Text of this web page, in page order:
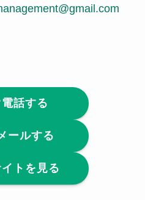
話する
ールする
トを見る